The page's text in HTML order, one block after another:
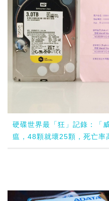
硬碟世界最「狂」記錄：「
瘟，48顆就壞25顆，死亡